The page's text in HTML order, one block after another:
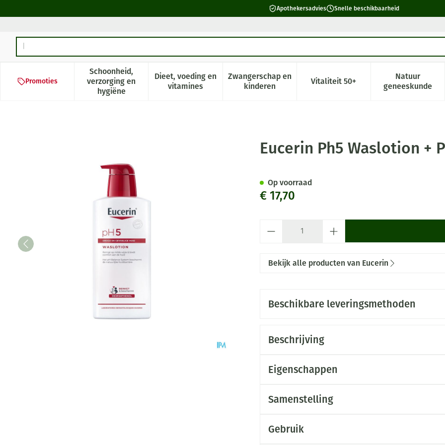
Apothekersadvies Snelle beschikbaarheid
Product, merk, categorie...
Promoties
Schoonheid,
verzorging en
hygiëne
Toon submenu voor Schoonheid, verzorging en hygiëne categorie
Dieet, voeding en
vitaminesToon submenu voor Dieet, voeding en vitamines categorie
Zwangerschap en
kinderenToon submenu voor Zwangerschap en kinderen
Vitaliteit 50+Toon submenu voor Vitaliteit
Natuur
geneeskunde
Toon
Eucerin Ph5 Waslotion + Pomp 400mlEucerin Ph5 Waslotion +
€ 17,70
Op voorraad
Bekijk alle producten van Eucerin
Beschikbare leveringsmethoden
Beschrijving
Eigenschappen
Samenstelling
Gebruik